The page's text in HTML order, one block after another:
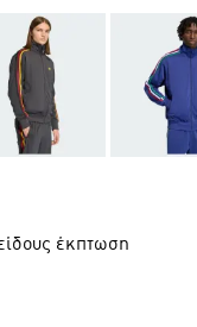
έκπτωση